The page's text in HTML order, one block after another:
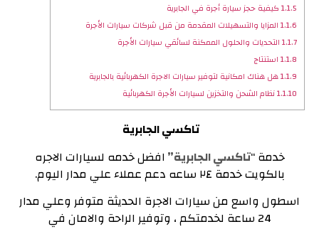
1.1.5كيفية حجز سيارة أجرة في الجابرية
1.1.6المزايا والتسهيلات المقدمة من قبل شركات سيارات الأجرة
1.1.7التحديات والحلول الممكنة لسائقي سيارات الأجرة
1.1.8استنتاج
1.1.9هل هناك امكانية لتوفير سيارات الاجرة الكهربائية بالجابرية
1.1.10نظام الشحن والتخزين لسيارات الأجرة الكهربائية
تاكسي الجابرية
خدمة “تاكسي الجابرية” افضل خدمه لسيارات الاجره
بالكويت خدمة ٢٤ ساعه دعم عملاء علي مدار اليوم.
اسطول واسع من سيارات الاجرة الحديثة متوفر وعلي مدار
24 ساعة لخدمتكم ، وتوفير الراحة والامان في